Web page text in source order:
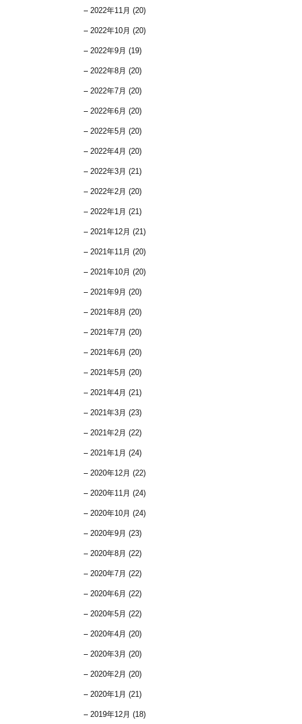
2022年11月 (20)
2022年10月 (20)
2022年9月 (19)
2022年8月 (20)
2022年7月 (20)
2022年6月 (20)
2022年5月 (20)
2022年4月 (20)
2022年3月 (21)
2022年2月 (20)
2022年1月 (21)
2021年12月 (21)
2021年11月 (20)
2021年10月 (20)
2021年9月 (20)
2021年8月 (20)
2021年7月 (20)
2021年6月 (20)
2021年5月 (20)
2021年4月 (21)
2021年3月 (23)
2021年2月 (22)
2021年1月 (24)
2020年12月 (22)
2020年11月 (24)
2020年10月 (24)
2020年9月 (23)
2020年8月 (22)
2020年7月 (22)
2020年6月 (22)
2020年5月 (22)
2020年4月 (20)
2020年3月 (20)
2020年2月 (20)
2020年1月 (21)
2019年12月 (18)